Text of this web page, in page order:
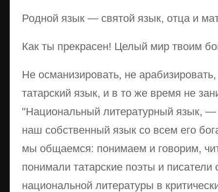
Родной язык — святой язык, отца и
Как ты прекрасен! Целый мир твоим
Не османизировать, не
татарский язык, и в то же время не
"Национальный литературный язык,
наш собственный язык со всем его
мы общаемся: понимаем и говорим,
понимали татарские поэты и писатели
национальной литературы в